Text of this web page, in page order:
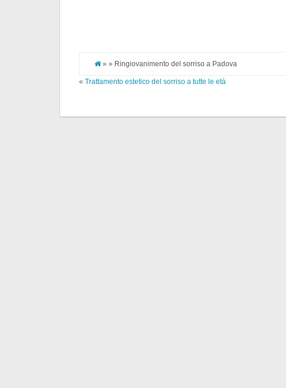
» » Ringiovanimento del sorriso a Padova
« Trattamento estetico del sorriso a tutte le età